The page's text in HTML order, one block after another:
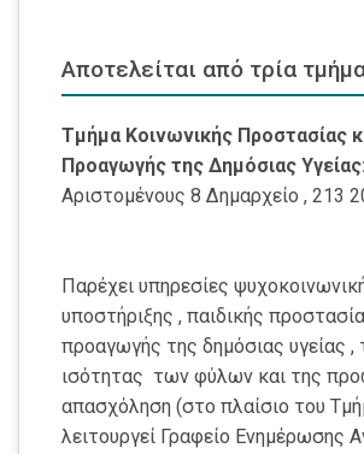
Αποτελείται από τρία
Τμήμα Κοινωνικής Προστασίας
Προαγωγής της Δημόσιας Υγείας:
Αριστομένους 8 Δημαρχείο , 213
Παρέχει υπηρεσίες
υποστήριξης , παιδικής
προαγωγής της δημόσιας υγείας ,
ισότητας των φύλων και της
απασχόληση (στο πλαίσιο του
λειτουργεί Γραφείο Ενημέρωσης